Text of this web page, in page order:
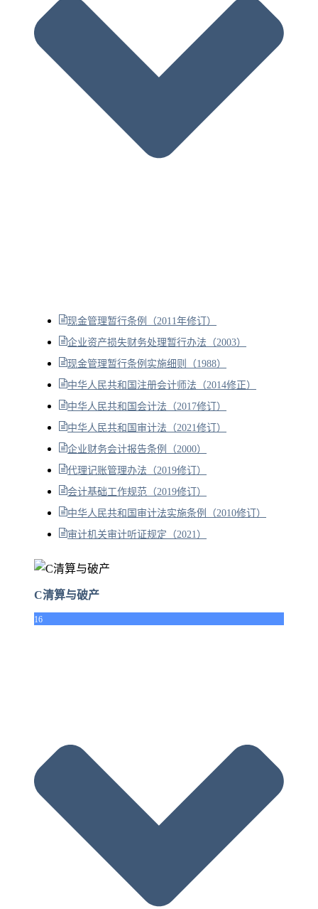
现金管理暂行条例（2011年修订）
企业资产损失财务处理暂行办法（2003）
现金管理暂行条例实施细则（1988）
中华人民共和国注册会计师法（2014修正）
中华人民共和国会计法（2017修订）
中华人民共和国审计法（2021修订）
企业财务会计报告条例（2000）
代理记账管理办法（2019修订）
会计基础工作规范（2019修订）
中华人民共和国审计法实施条例（2010修订）
审计机关审计听证规定（2021）
C清算与破产
16